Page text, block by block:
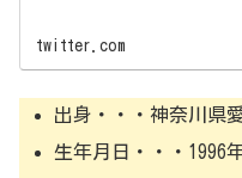
twitter.com
出身・・・神奈川県
生年月日・・・1996